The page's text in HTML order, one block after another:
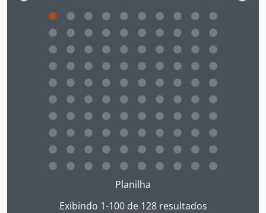
Ao clicar no link deste título da descrição a
Planilha
Exibindo 1-100 de 128 resultados